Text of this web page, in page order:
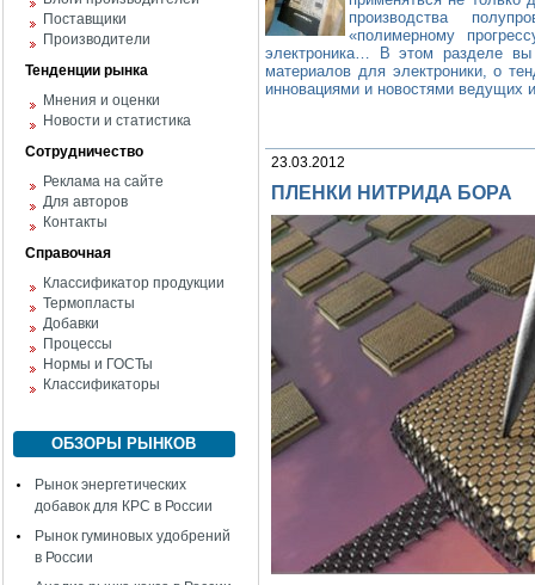
Поставщики
Производители
Тенденции рынка
Мнения и оценки
Новости и статистика
Сотрудничество
Реклама на сайте
Для авторов
Контакты
Справочная
Классификатор продукции
Термопласты
Добавки
Процессы
Нормы и ГОСТы
Классификаторы
ОБЗОРЫ РЫНКОВ
Рынок энергетических
добавок для КРС в России
Рынок гуминовых удобрений
в России
производства
«полимерному
электроника… В этом разделе вы
материалов для электроники, о
инновациями и новостями ведущих
23.03.2012
ПЛЕНКИ НИТРИДА БОРА